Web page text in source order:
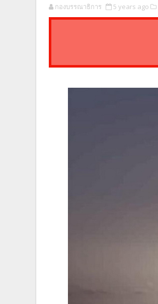
กองบรรณาธิการ 5 years ago